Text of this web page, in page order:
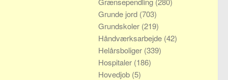
Grunde jord (703)
Grundskoler (219)
Håndværksarbejde (42)
Helårsboliger (339)
Hospitaler (186)
Hovedjob (5)